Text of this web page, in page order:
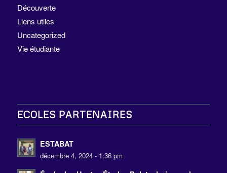
Découverte
Liens utiles
Uncategorized
Vie étudiante
ECOLES PARTENAIRES
ESTABAT
décembre 4, 2024 - 1:36 pm